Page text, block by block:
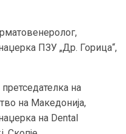
ПЗУ „Др. Горица“,
на
на Македонија,
на Dental